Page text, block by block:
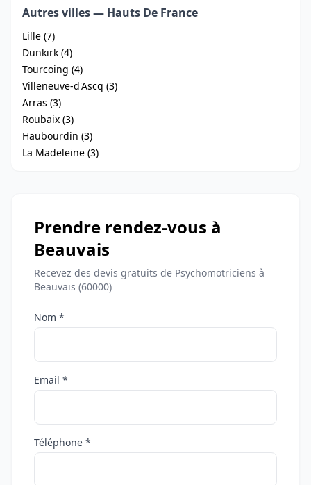
Autres villes — Hauts De France
Lille (7)
Dunkirk (4)
Tourcoing (4)
Villeneuve-d'Ascq (3)
Arras (3)
Roubaix (3)
Haubourdin (3)
La Madeleine (3)
Prendre rendez-vous à
Beauvais
Recevez des devis gratuits de Psychomotriciens à
Beauvais (60000)
Nom *
Email *
Téléphone *